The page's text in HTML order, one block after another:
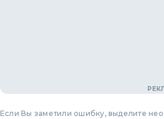
Если Вы заметили ошибку, выделите